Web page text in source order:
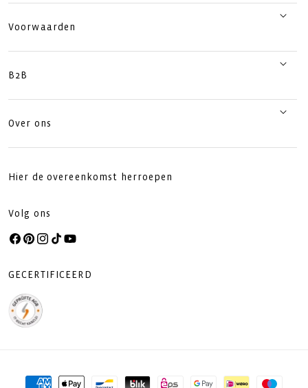
Voorwaarden
B2B
Over ons
Hier de overeenkomst herroepen
Volg ons
Facebook
Pinterest
Instagram
TikTokYouTube
GECERTIFICEERD
Betaalmethoden